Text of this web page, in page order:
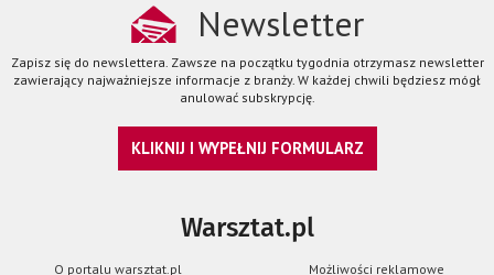
Newsletter
Zapisz się do newslettera. Zawsze na początku tygodnia otrzymasz newsletter
zawierający najważniejsze informacje z branży. W każdej chwili będziesz mógł
anulować subskrypcję.
KLIKNIJ I WYPEŁNIJ FORMULARZ
Warsztat.pl
O portalu warsztat.pl
Możliwości reklamowe